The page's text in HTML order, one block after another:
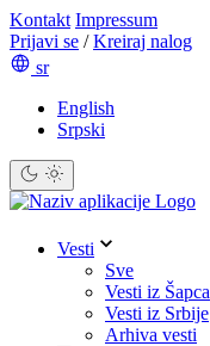
Kontakt Impressum
Prijavi se / Kreiraj nalog
sr
English
Srpski
Vesti
Sve
Vesti iz Šapca
Vesti iz Srbije
Arhiva vesti